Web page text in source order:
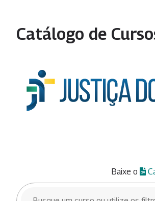
Catálogo de
Baixe o
BUSCAR CURSOS